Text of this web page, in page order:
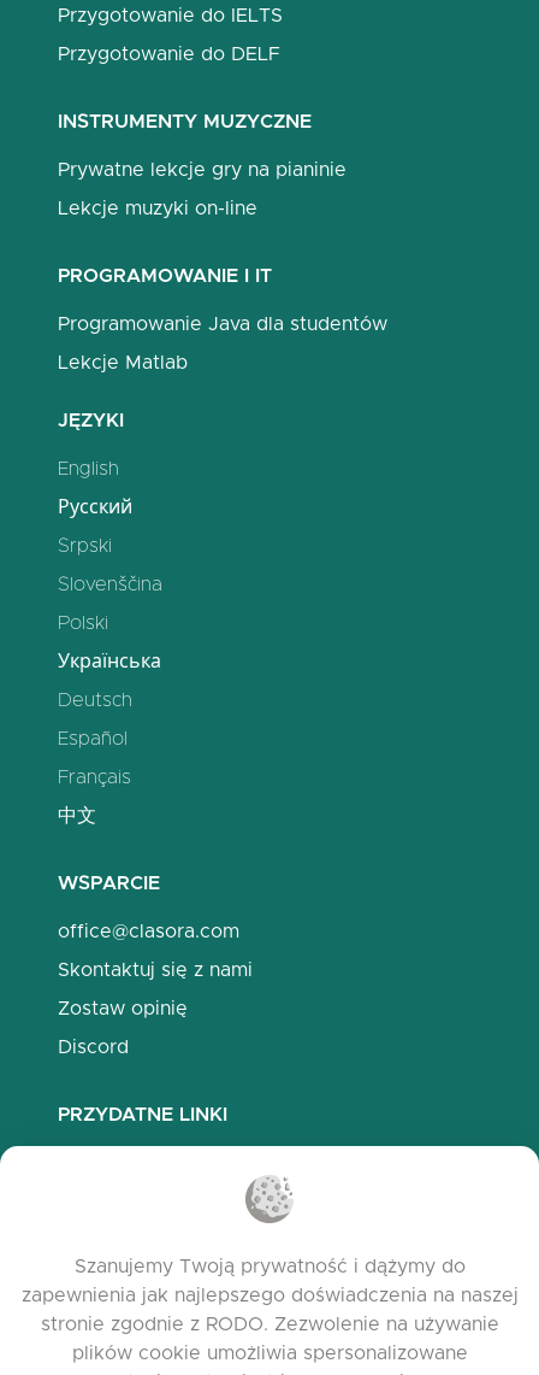
Przygotowanie do IELTS
Przygotowanie do DELF
INSTRUMENTY MUZYCZNE
Prywatne lekcje gry na pianinie
Lekcje muzyki on-line
PROGRAMOWANIE I IT
Programowanie Java dla studentów
Lekcje Matlab
JĘZYKI
English
Русский
Srpski
Slovenščina
Polski
Українська
Deutsch
Español
Français
中文
WSPARCIE
office@clasora.com
Skontaktuj się z nami
Zostaw opinię
Discord
PRZYDATNE LINKI
Warunki korzystania
Release Notes
Szanujemy Twoją prywatność i dążymy do
zapewnienia jak najlepszego doświadczenia na naszej
stronie zgodnie z RODO. Zezwolenie na używanie
plików cookie umożliwia spersonalizowane